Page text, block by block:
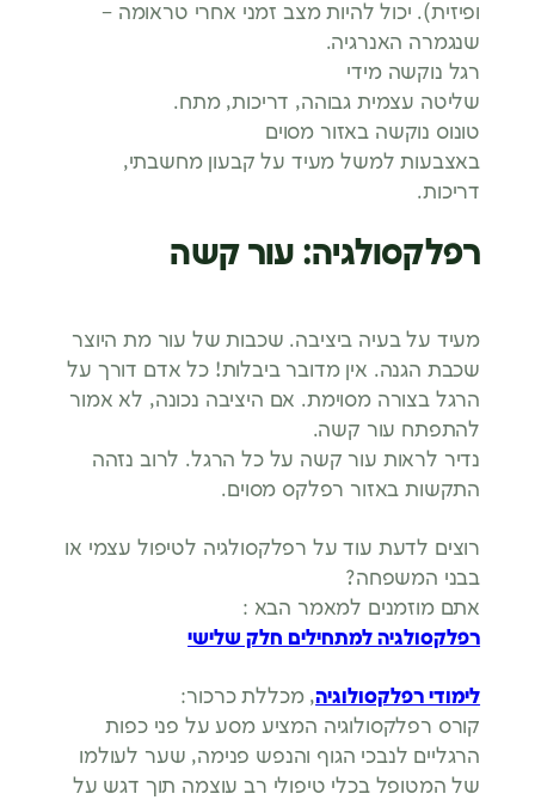
ופיזית). יכול להיות מצב זמני אחרי טראומה –
שנגמרה האנרגיה.
רגל נוקשה מידי
שליטה עצמית גבוהה, דריכות, מתח.
טונוס נוקשה באזור מסוים
באצבעות למשל מעיד על קבעון מחשבתי,
דריכות.
רפלקסולגיה: עור קשה
מעיד על בעיה ביציבה. שכבות של עור מת היוצר
שכבת הגנה. אין מדובר ביבלות! כל אדם דורך על
הרגל בצורה מסוימת. אם היציבה נכונה, לא אמור
להתפתח עור קשה.
נדיר לראות עור קשה על כל הרגל. לרוב נזהה
התקשות באזור רפלקס מסוים.
רוצים לדעת עוד על רפלקסולגיה לטיפול עצמי או
בבני המשפחה?
אתם מוזמנים למאמר הבא :
רפלקסולגיה למתחילים חלק שלישי
לימודי רפלקסולוגיה, מכללת כרכור:
קורס רפלקסולוגיה המציע מסע על פני כפות
הרגליים לנבכי הגוף והנפש פנימה, שער לעולמו
של המטופל בכלי טיפולי רב עוצמה תוך דגש על